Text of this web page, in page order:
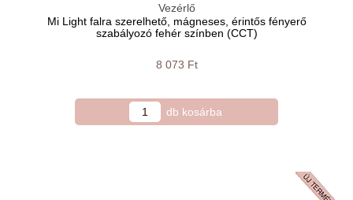
Vezérlő
Mi Light falra szerelhető, mágneses, érintős fényerő
szabályozó fehér színben (CCT)
8 073 Ft